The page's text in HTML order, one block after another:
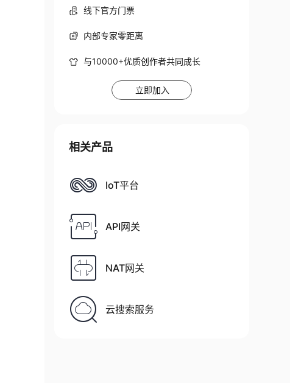
线下官方门票
内部专家零距离
与10000+优质创作者共同成长
立即加入
相关产品
IoT平台
API网关
NAT网关
云搜索服务